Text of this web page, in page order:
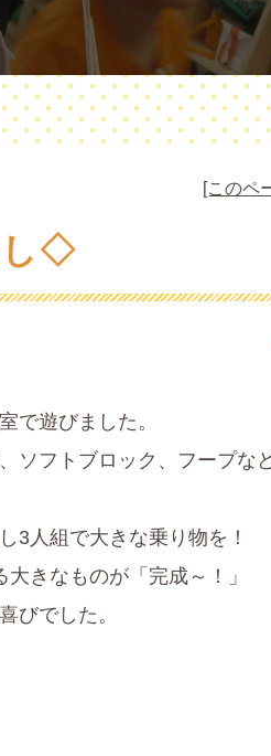
[このペ
し◇
で遊びました。
ソフトブロック、フープな
3人組で大きな乗り物を！
大きなものが「完成～！」
びでした。